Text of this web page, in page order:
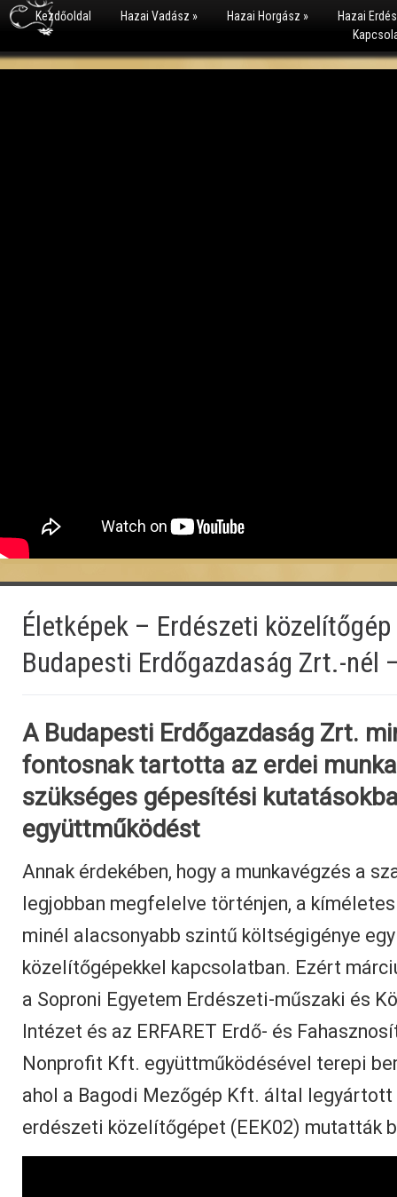
Kezdőoldal Hazai Vadász » Hazai Horgász »
Hazai
Életképek – Erdészeti
Budapesti Erdőgazdaság Zrt.-nél
A Budapesti Erdőgazdaság Zrt.
fontosnak tartotta az erdei
szükséges gépesítési
együttműködést
Annak érdekében, hogy a munkavégzés a
legjobban megfelelve történjen, a
minél alacsonyabb szintű költségigénye
közelítőgépekkel kapcsolatban. Ezért
a Soproni Egyetem Erdészeti-műszaki és
Intézet és az ERFARET Erdő- és
Nonprofit Kft. együttműködésével terepi
ahol a Bagodi Mezőgép Kft. által
erdészeti közelítőgépet (EEK02) mutatták